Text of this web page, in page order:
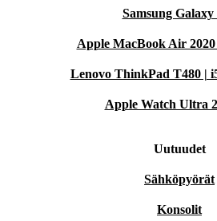
Samsung Galaxy
Apple MacBook Air
Lenovo ThinkPad T480 |
Apple Watch Ultra
Uutuudet
Sähköpyörät
Konsolit